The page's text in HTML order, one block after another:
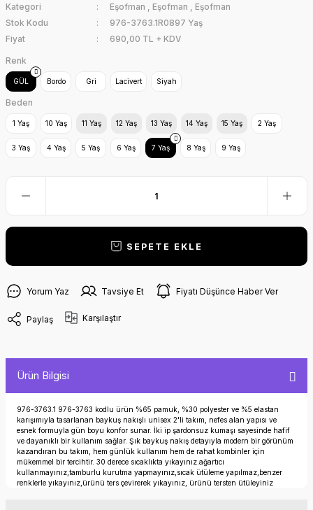
Kategori Eşofman , Eşofman , Eşofman
Stok Kodu
976-3763.1R0897 Yaş
Fiyat
690,00 TL + KDV
Renk
GÜL Bordo Gri Lacivert Siyah
Beden
1 Yaş 10 Yaş 11 Yaş 12 Yaş 13 Yaş 14 Yaş 15 Yaş 2 Yaş
3 Yaş 4 Yaş 5 Yaş 6 Yaş 7 Yaş 8 Yaş 9 Yaş
SEPETE EKLE
Yorum Yaz Tavsiye Et Fiyatı Düşünce Haber Ver
Paylaş Karşılaştır
Ürün Bilgisi
976-3763.1 976-3763 kodlu ürün %65 pamuk, %30 polyester ve %5 elastan
karışımıyla tasarlanan baykuş nakışlı unisex 2'li takım, nefes alan yapısı ve
esnek formuyla gün boyu konfor sunar. İki ip şardonsuz kumaşı sayesinde hafif
ve dayanıklı bir kullanım sağlar. Şık baykuş nakış detayıyla modern bir görünüm
kazandıran bu takım, hem günlük kullanım hem de rahat kombinler için
mükemmel bir tercihtir. 30 derece sıcaklıkta yıkayınız.ağartıcı
kullanmayınız,tamburlu kurutma yapmayınız,sıcak ütüleme yapılmaz,benzer
renklerle yıkayınız,ürünü ters çevirerek yıkayınız, ürünü tersten ütüleyiniz